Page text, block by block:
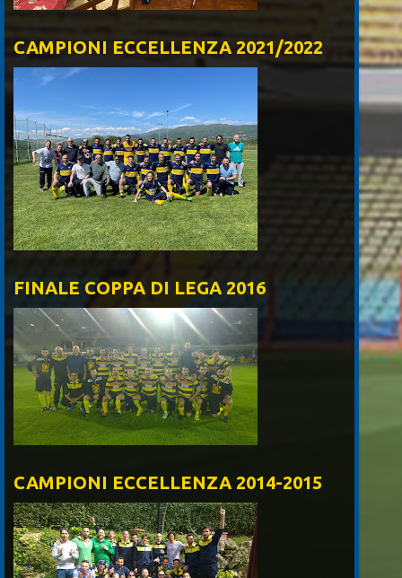
CAMPIONI ECCELLENZA 2021/2022
FINALE COPPA DI LEGA 2016
CAMPIONI ECCELLENZA 2014-2015